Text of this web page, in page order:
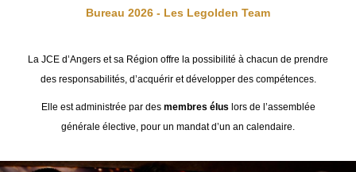
Bureau 2026 - Les Legolden Team
La JCE d’Angers et sa Région offre la possibilité à chacun de prendre
des responsabilités, d’acquérir et développer des compétences.
Elle est administrée par des membres élus lors de l’assemblée
générale élective, pour un mandat d’un an calendaire.